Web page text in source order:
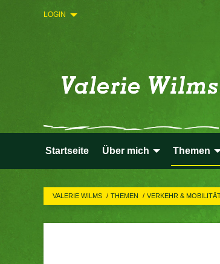
LOGIN
Startseite Über mich Themen
VALERIE WILMS THEMEN VERKEHR &